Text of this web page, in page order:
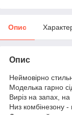
Опис
Опис
Неймовірно
Моделька гарно
Виріз на запах, на
Низ комбінезону -